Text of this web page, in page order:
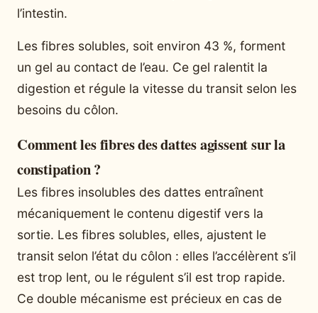
l’intestin.
Les fibres solubles, soit environ 43 %, forment
un gel au contact de l’eau. Ce gel ralentit la
digestion et régule la vitesse du transit selon les
besoins du côlon.
Comment les fibres des dattes agissent sur la
constipation ?
Les fibres insolubles des dattes entraînent
mécaniquement le contenu digestif vers la
sortie. Les fibres solubles, elles, ajustent le
transit selon l’état du côlon : elles l’accélèrent s’il
est trop lent, ou le régulent s’il est trop rapide.
Ce double mécanisme est précieux en cas de